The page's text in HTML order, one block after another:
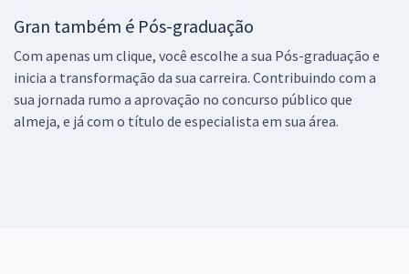
Gran também é Pós-graduação
Com apenas um clique, você escolhe a sua Pós-graduação e
inicia a transformação da sua carreira. Contribuindo com a
sua jornada rumo a aprovação no concurso público que
almeja, e já com o título de especialista em sua área.